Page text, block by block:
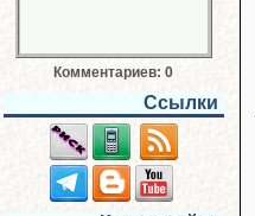
Комментариев: 0
Ссылки